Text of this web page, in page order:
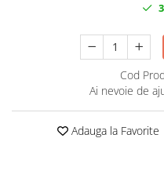
Cod
Ai nevoie de
Adauga la Favorite